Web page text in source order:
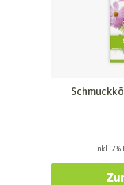
inkl. 7%